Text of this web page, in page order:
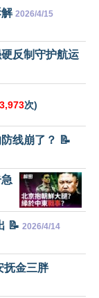
解 2026/4/15
反制守护航运
次)
线崩了？ 📝
📝 2026/4/14
抚金三胖